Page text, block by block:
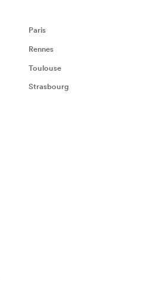
Paris
Rennes
Toulouse
Strasbourg